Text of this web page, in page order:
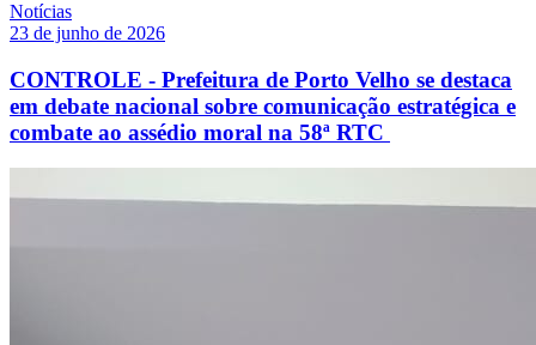
Notícias
23 de junho de 2026
CONTROLE - Prefeitura de Porto Velho se destaca
em debate nacional sobre comunicação estratégica e
combate ao assédio moral na 58ª RTC